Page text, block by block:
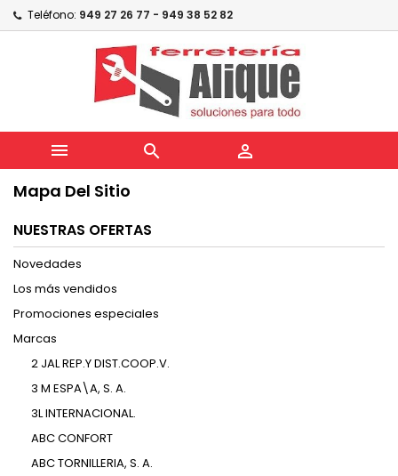
Teléfono: 949 27 26 77 - 949 38 52 82
  
Mapa Del Sitio
NUESTRAS OFERTAS
Novedades
Los más vendidos
Promociones especiales
Marcas
2 JAL REP.Y DIST.COOP.V.
3 M ESPA\A, S. A.
3L INTERNACIONAL.
ABC CONFORT
ABC TORNILLERIA, S. A.